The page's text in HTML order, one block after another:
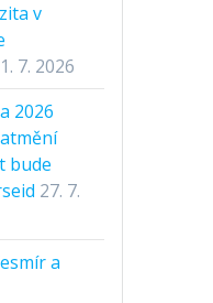
v
7. 2026
2026
bude
27. 7.
a